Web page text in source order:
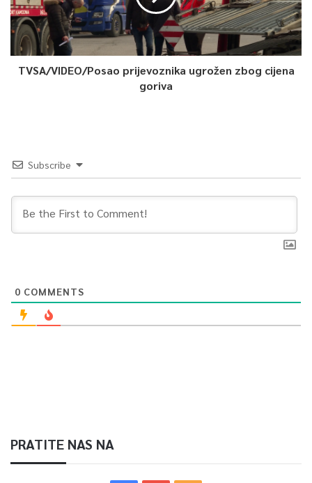
TVSA/VIDEO/Posao prijevoznika ugrožen zbog cijena
goriva
Subscribe
0 COMMENTS
PRATITE NAS NA